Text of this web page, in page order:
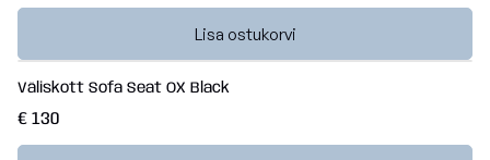
Lisa ostukorvi
Väliskott Sofa Seat OX Black
€ 130